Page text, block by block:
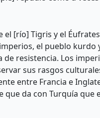
[río] Tigris y el
el pueblo kurdo
resistencia. Los
sus rasgos
entre Francia e
da con Turquía que